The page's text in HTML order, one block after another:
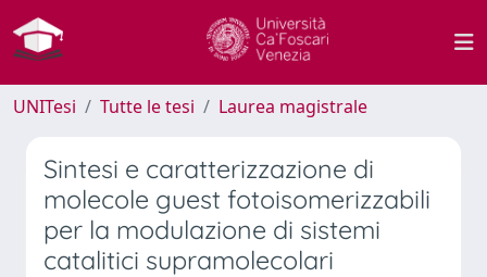
UNITesi Tutte le tesi Laurea magistrale
Sintesi e caratterizzazione di
molecole guest fotoisomerizzabili
per la modulazione di sistemi
catalitici supramolecolari